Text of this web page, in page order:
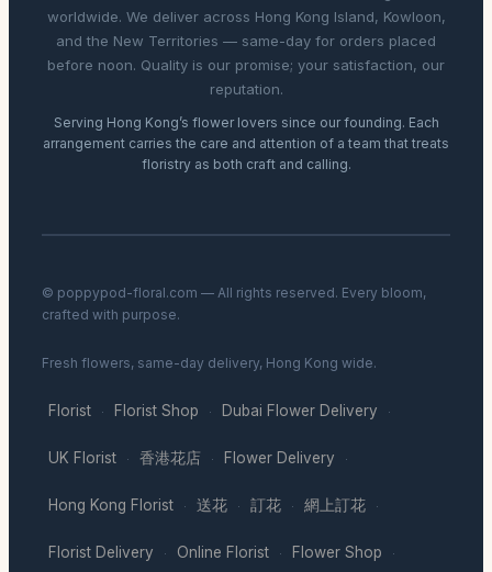
worldwide. We deliver across Hong Kong Island, Kowloon,
and the New Territories — same-day for orders placed
before noon. Quality is our promise; your satisfaction, our
reputation.
Serving Hong Kong’s flower lovers since our founding. Each
arrangement carries the care and attention of a team that treats
floristry as both craft and calling.
© poppypod-floral.com — All rights reserved. Every bloom,
crafted with purpose.
Fresh flowers, same-day delivery, Hong Kong wide.
Florist · Florist Shop · Dubai Flower Delivery ·
UK Florist · 香港花店 · Flower Delivery ·
Hong Kong Florist · 送花 · 訂花 · 網上訂花 ·
Florist Delivery · Online Florist · Flower Shop ·